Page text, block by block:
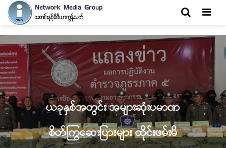
ယခုနှစ်အတွင်း အများဆုံးပမာဏ
စိတ်ကြွဆေးပြားများ ထိုင်းဖမ်းမိ